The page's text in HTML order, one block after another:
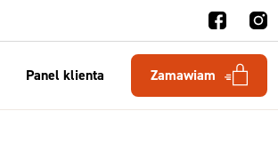
Panel klienta Zamawiam